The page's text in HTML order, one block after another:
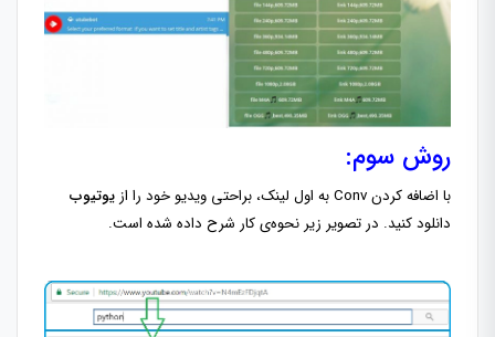
روش سوم:
با اضافه کردن Conv به اول لینک، براحتی ویدیو خود را از
یوتیوب
دانلود کنید. در تصویر زیر نحوه‌ی کار شرح داده شده است.